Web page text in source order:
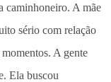
caminhoneiro. A mãe
sério com relação
A gente
Ela buscou